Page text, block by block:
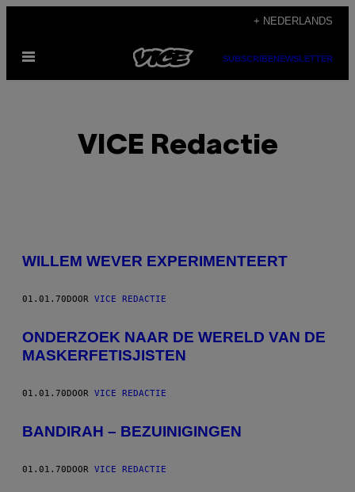
de
+ NEDERLANDS
Open
SUBSCRIBENEWSLETTER
VICE Redactie
POSTS
THIS
AUTHOR
WILLEM WEVER EXPERIMENTEERT
01.01.70DOOR VICE REDACTIE
ONDERZOEK NAAR DE WERELD VAN DE
MASKERFETISJISTEN
01.01.70DOOR VICE REDACTIE
BANDIRAH – BEZUINIGINGEN
01.01.70DOOR VICE REDACTIE